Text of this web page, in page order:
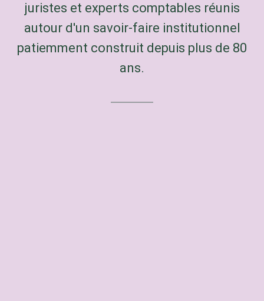
juristes et experts comptables réunis
autour d'un savoir-faire institutionnel
patiemment construit depuis plus de 80
ans.